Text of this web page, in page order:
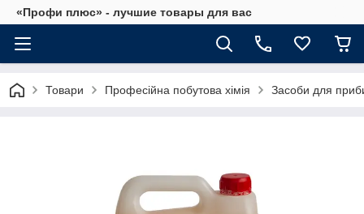
«Профи плюс» - лучшие товары для вас
Товари Професійна побутова хімія Засоби для